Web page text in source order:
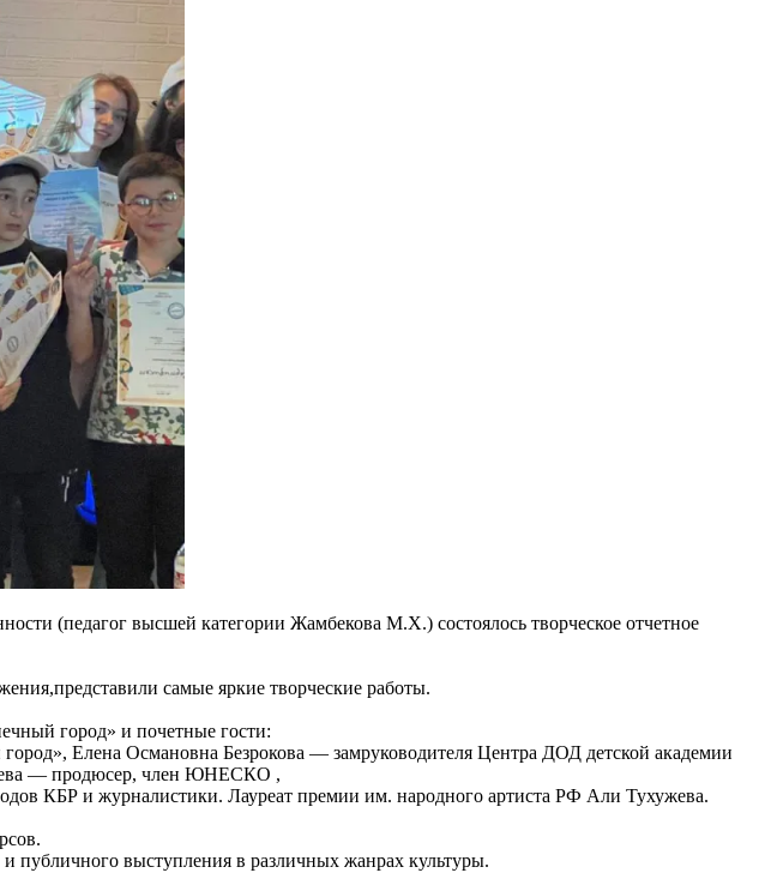
(педагог высшей категории Жамбекова М.Х.) состоялось творческое отчетное
самые яркие творческие работы.
город» и почетные гости:
Елена Османовна Безрокова — замруководителя Центра ДОД детской академии
— продюсер, член ЮНЕСКО ,
КБР и журналистики. Лауреат премии им. народного артиста РФ Али Тухужева.
публичного выступления в различных жанрах культуры.